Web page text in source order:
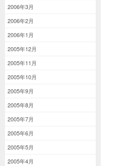
2006年3月
2006年2月
2006年1月
2005年12月
2005年11月
2005年10月
2005年9月
2005年8月
2005年7月
2005年6月
2005年5月
2005年4月